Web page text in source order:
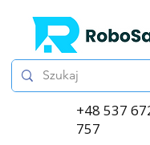
+48 537
757